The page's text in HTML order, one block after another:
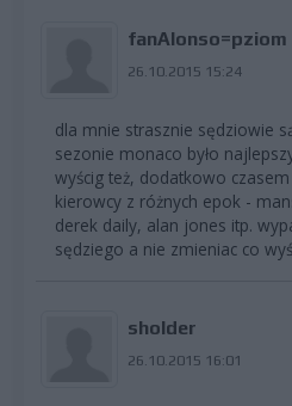
fanAlonso=pziom
26.10.2015 15:24
dla mnie strasznie sędziowie
sezonie monaco było
wyścig też, dodatkowo
kierowcy z różnych epok -
derek daily, alan jones itp.
sędziego a nie zmieniac co
sholder
26.10.2015 16:01